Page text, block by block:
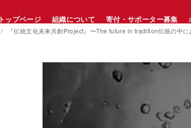
トップページ 組織について 寄付・サポーター募集
『伝統文化未来共創Project』〜The future in tradition伝統の中